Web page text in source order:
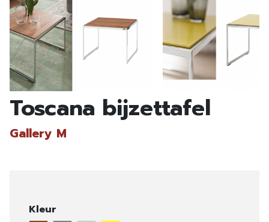
Toscana bijzettafel
Gallery M
Kleur